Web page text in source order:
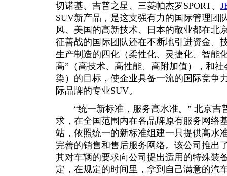
切诺基、吉普之星、三菱帕杰罗SPORT、
SUV新产品，是这支强有力的国际管理团
风、美国的高新技术、日本的敬业都在北
征善战的国际团队还在不断地引进资金、
生产制造的四化（柔性化、灵捷化、智能
高”（高技术、高性能、高附加值），和
染）的目标，使企业具备一流的国际竞争
际品牌的专业SUV。
“统一新标准，服务高水准。” 北京吉
求，在全国范围内在各品牌原有服务网络
站，依照统一的新标准组建一只提供高水
完善的销售和售后服务网络。该公司推出
其对车辆的要求向公司提出适用的特殊装
定，在规定的时间里，拿到自己满意的汽